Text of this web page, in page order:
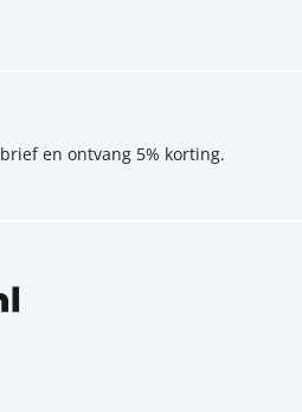
en ontvang 5% korting.